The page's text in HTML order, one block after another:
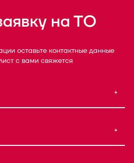
на ТО
оставьте контактные данные
с вами свяжется
*
*